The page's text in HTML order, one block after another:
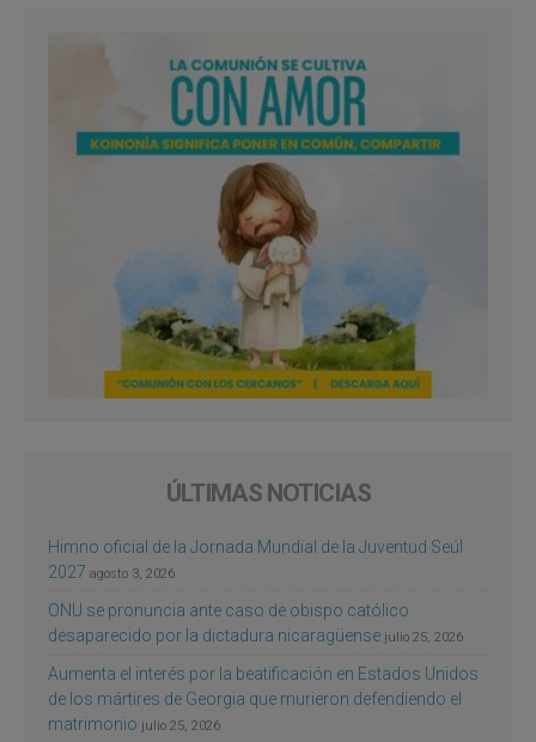
ÚLTIMAS NOTICIAS
Himno oficial de la Jornada Mundial de la Juventud Seúl
2027 agosto 3, 2026
ONU se pronuncia ante caso de obispo católico
desaparecido por la dictadura nicaragüense julio 25, 2026
Aumenta el interés por la beatificación en Estados Unidos
de los mártires de Georgia que murieron defendiendo el
matrimonio julio 25, 2026